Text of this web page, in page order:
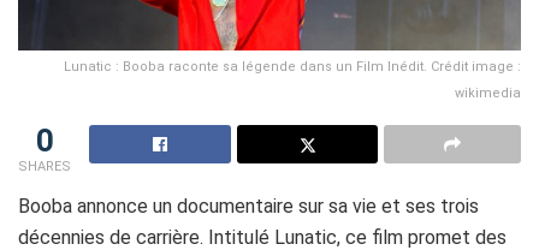
Lunatic : Booba raconte sa légende dans un Film Inédit. Crédit image :
wikimedia
0
SHARES
Booba annonce un documentaire sur sa vie et ses trois
décennies de carrière. Intitulé Lunatic, ce film promet des